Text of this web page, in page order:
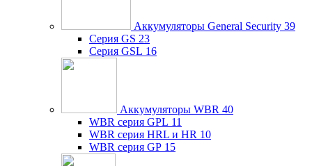
Аккумуляторы General Security 39
Серия GS 23
Серия GSL 16
Аккумуляторы WBR 40
WBR серия GPL 11
WBR серия HRL и HR 10
WBR серия GP 15